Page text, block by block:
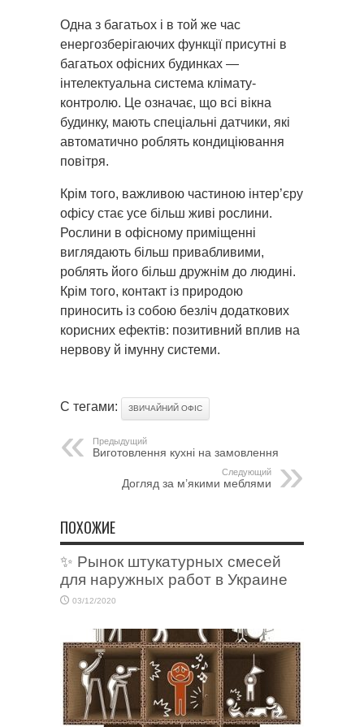
Одна з багатьох і в той же час
енергозберігаючих функції присутні в
багатьох офісних будинках —
інтелектуальна система клімату-
контролю. Це означає, що всі вікна
будинку, мають спеціальні датчики, які
автоматично роблять кондиціювання
повітря.
Крім того, важливою частиною інтер’єру
офісу стає усе більш живі рослини.
Рослини в офісному приміщенні
виглядають більш привабливими,
роблять його більш дружнім до людині.
Крім того, контакт із природою
приносить із собою безліч додаткових
корисних ефектів: позитивний вплив на
нервову й імунну системи.
С тегами: ЗВИЧАЙНИЙ ОФІС
Предыдущий
Виготовлення кухні на замовлення
Следующий
Догляд за м’якими меблями
ПОХОЖИЕ
✨ Рынок штукатурных смесей
для наружных работ в Украине
03/12/2020